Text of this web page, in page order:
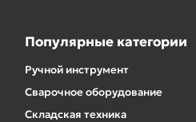
Популярные категории
Ручной инструмент
Сварочное оборудование
Складская техника